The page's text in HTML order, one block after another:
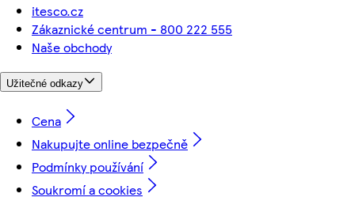
itesco.cz
Zákaznické centrum - 800 222 555
Naše obchody
Užitečné odkazy
Cena
Nakupujte online bezpečně
Podmínky používání
Soukromí a cookies